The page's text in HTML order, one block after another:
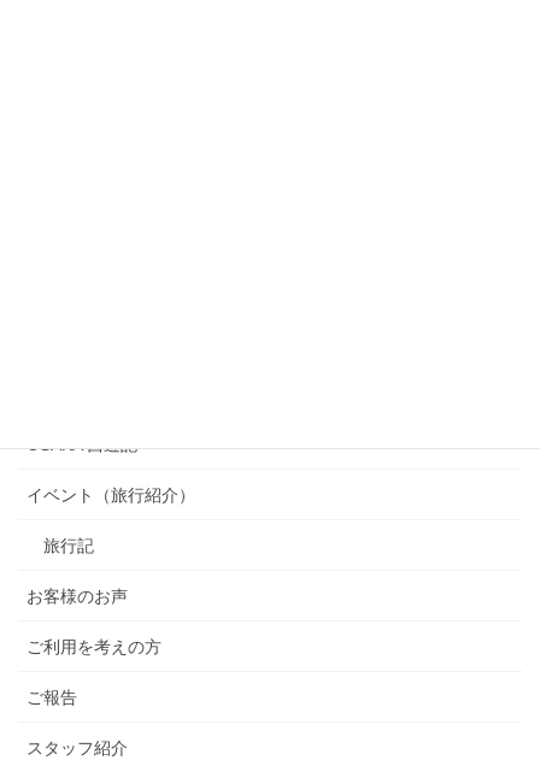
OSAKA 西遊記
イベント（旅行紹介）
旅行記
お客様のお声
ご利用を考えの方
ご報告
スタッフ紹介